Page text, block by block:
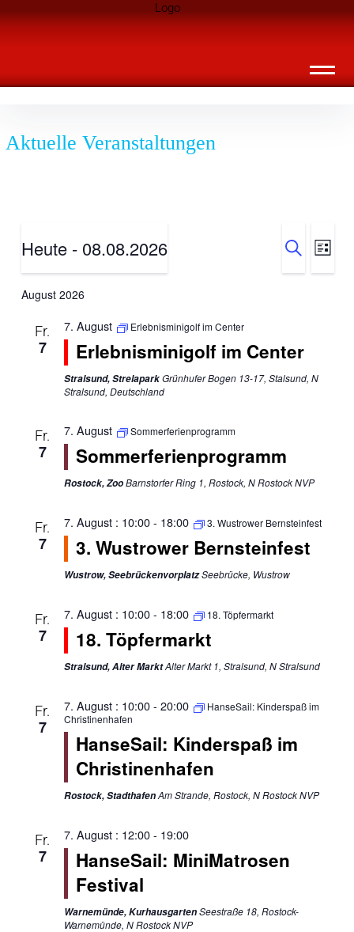
überspringen
Landknirpse – Die Zeitschrift für Leute
Aktuelle Veranstaltungen
Suche
Liste
Heute - 08.08.2026
wählen.
August 2026
Fr.
7
7. August Erlebnisminigolf im Center
Erlebnisminigolf im Center
Stralsund, StrelaparkGrünhufer Bogen 13-17, Stalsund, N
Stralsund, Deutschland
Fr.
7
7. August Sommerferienprogramm
Sommerferienprogramm
Rostock, ZooBarnstorfer Ring 1, Rostock, N Rostock NVP
Fr.
7
7. August : 10:00- 18:00 3. Wustrower Bernsteinfest
3. Wustrower Bernsteinfest
Wustrow, SeebrückenvorplatzSeebrücke, Wustrow
Fr.
7
7. August : 10:00- 18:00 18. Töpfermarkt
18. Töpfermarkt
Stralsund, Alter MarktAlter Markt 1, Stralsund, N Stralsund
Fr.
7
7. August : 10:00- 20:00
HanseSail: Kinderspaß im
Christinenhafen
HanseSail: Kinderspaß im
Christinenhafen
Rostock, StadthafenAm Strande, Rostock, N Rostock NVP
Fr.
7
7. August : 12:00- 19:00
HanseSail: MiniMatrosen
Festival
Warnemünde, KurhausgartenSeestraße 18, Rostock-
Warnemünde, N Rostock NVP